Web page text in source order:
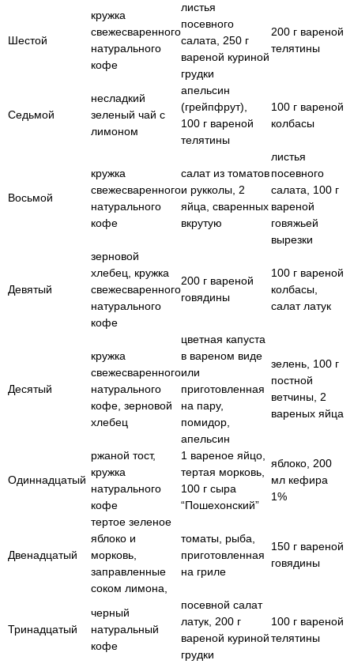
Шестой
кружка
свежесваренного
натурального
кофе
листья
посевного
салата, 250 г
вареной куриной
грудки
200 г вареной
телятины
Седьмой
несладкий
зеленый чай с
лимоном
апельсин
(грейпфрут),
100 г вареной
телятины
100 г вареной
колбасы
Восьмой
кружка
свежесваренного
натурального
кофе
салат из томатов
и рукколы, 2
яйца, сваренных
вкрутую
листья
посевного
салата, 100 г
вареной
говяжьей
вырезки
Девятый
зерновой
хлебец, кружка
свежесваренного
натурального
кофе
200 г вареной
говядины
100 г вареной
колбасы,
салат латук
Десятый
кружка
свежесваренного
натурального
кофе, зерновой
хлебец
цветная капуста
в вареном виде
или
приготовленная
на пару,
помидор,
апельсин
зелень, 100 г
постной
ветчины, 2
вареных яйца
Одиннадцатый
ржаной тост,
кружка
натурального
кофе
1 вареное яйцо,
тертая морковь,
100 г сыра
“Пошехонский”
яблоко, 200
мл кефира
1%
Двенадцатый
тертое зеленое
яблоко и
морковь,
заправленные
соком лимона,
томаты, рыба,
приготовленная
на гриле
150 г вареной
говядины
Тринадцатый
черный
натуральный
кофе
посевной салат
латук, 200 г
вареной куриной
грудки
100 г вареной
телятины